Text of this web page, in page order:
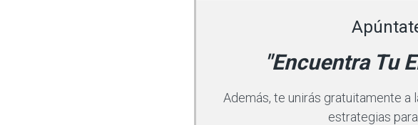
"Encuentra Tu
Además, te unirás gratuitamente a
estrategias